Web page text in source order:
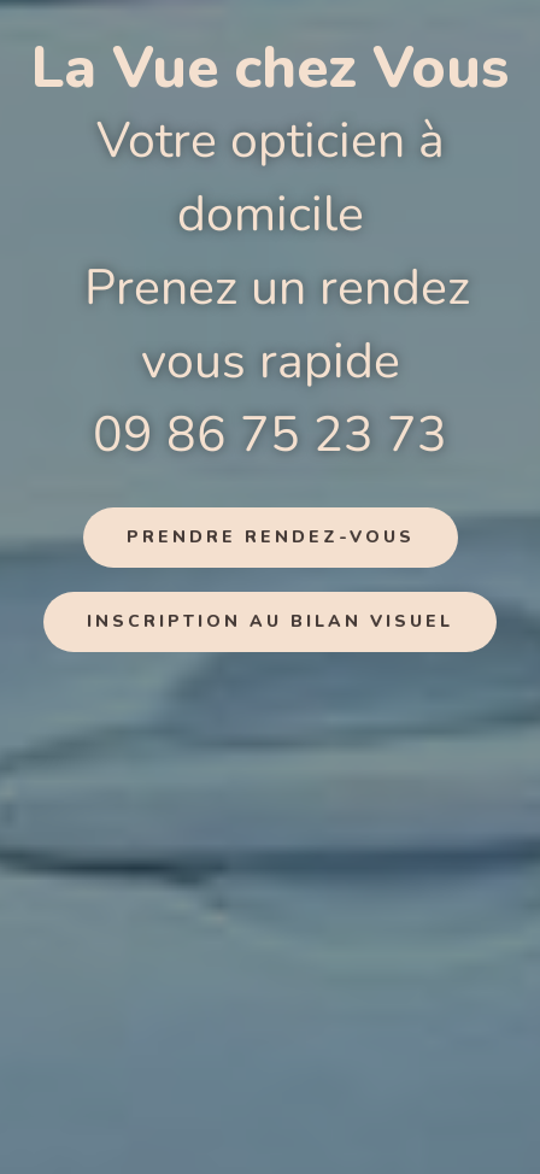
La Vue chez Vous
Votre opticien à
domicile
Prenez un rendez
vous rapide
09 86 75 23 73
PRENDRE RENDEZ-VOUS
INSCRIPTION AU BILAN VISUEL